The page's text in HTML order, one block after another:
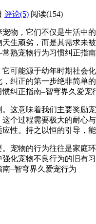
评论(5) 阅读(154)
物，它们不仅是生活中
生顽劣，而是其需求未
可能源于幼年时期社会
纠正的第一步绝非简单
这意味着我们主要奖励
个过程需要极大的耐心
性。持之以恒的引导，
宠物的行为往往是家庭
化宠物不良行为的旧有